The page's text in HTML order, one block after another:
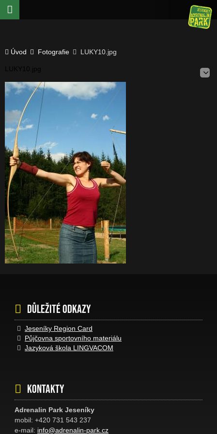
Úvod Fotografie LUKY10.jpg
LUKY10.jpg
Důležité odkazy
Jeseníky Region Card
Půjčovna sportovního materiálu
Jazyková škola LINGVACOM
Kontakty
Adrenalin Park Jeseníky
mobil: +420 731 543 237
e-mail: info@adrenalin-park.cz